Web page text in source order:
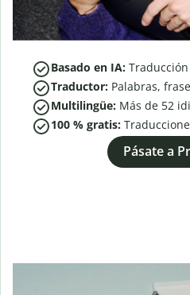
Basado en IA:
Traductor: Palabras,
Multilingüe: Más de 52
100 % gratis:
Pásate a